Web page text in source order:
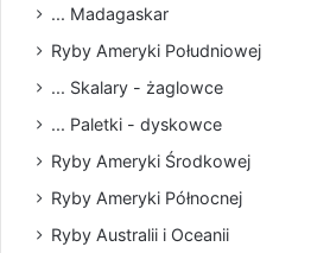
... Madagaskar
Ryby Ameryki Południowej
... Skalary - żaglowce
... Paletki - dyskowce
Ryby Ameryki Środkowej
Ryby Ameryki Północnej
Ryby Australii i Oceanii